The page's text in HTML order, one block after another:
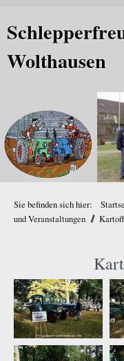
Wolthausen
Sie befinden sich hier:
und Veranstaltungen /